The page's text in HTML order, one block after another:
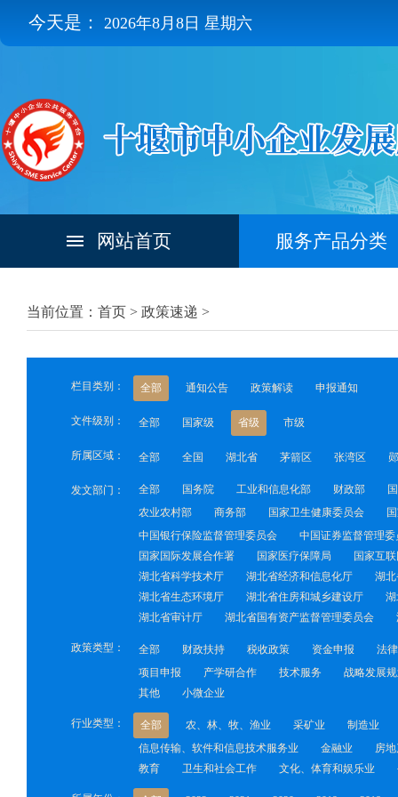
今天是： 2026年8月8日 星期六
网站首页 服务产品分类
当前位置：首页 > 政策速递 >
栏目类别： 全部 通知公告 政策解读 申报通知
文件级别： 全部 国家级 省级 市级
所属区域： 全部 全国 湖北省 茅箭区 张湾区
发文部门： 全部 国务院 工业和信息化部 财政部
农业农村部
商务部 国家卫生健康委员会
中国银行保险监督管理委员会
中国证券监督管理委
国家国际发展合作署
国家医疗保障局
国家互
湖北省科学技术厅
湖北省经济和信息化厅
湖
湖北省生态环境厅
湖北省住房和城乡建设厅
湖北省审计厅
湖北省国有资产监督管理委员会
政策类型： 全部 财政扶持 税收政策 资金申报
法
项目申报
产学研合作 技术服务
战略发展
其他
小微企业
行业类型： 全部 农、林、牧、渔业 采矿业
制造业
信息传输、软件和信息技术服务业
金融业
房
教育
卫生和社会工作 文化、体育和娱乐业